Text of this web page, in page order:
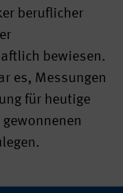
beruflicher
bewiesen.
es, Messungen
für heutige